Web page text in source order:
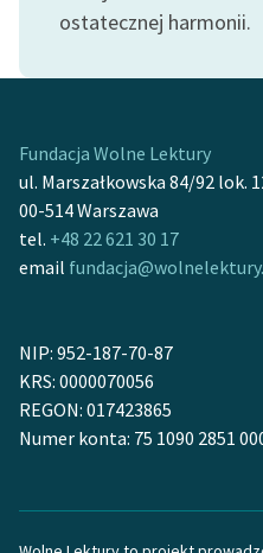
skandynawskiej literatury
twórców przechodzących
do domeny publicznej,
lektur szkolnych oraz
Starego Testamentu
Szkoła Poezji Wolnych
Lektur
O nas
ostatecznej harmonii.
Fundacja Wolne Lektury
ul. Marszałkowska 84/92 lok.
00-514 Warszawa
tel. +48 22 621 30 17
email
NIP: 952-187-70-87
KRS: 0000070056
REGON: 017423865
Numer konta: 75 1090 2851